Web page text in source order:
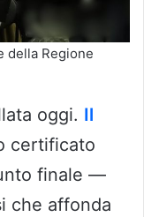
della Regione
oggi. Il
certificato
finale —
che affonda